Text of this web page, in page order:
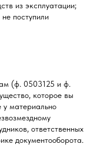
из эксплуатации;
поступили
(ф. 0503125 и ф.
которое вы
у материально
ответственных
документооборота.